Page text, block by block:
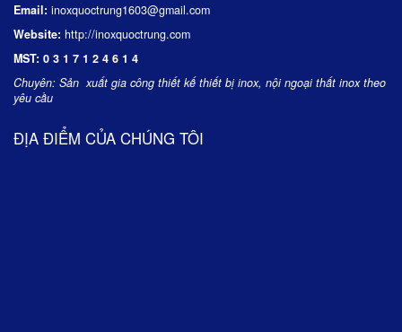
Email: inoxquoctrung1603@gmail.com
Website: http://inoxquoctrung.com
MST: 0 3 1 7 1 2 4 6 1 4
Chuyên: Sản xuất gia công thiết kế thiết bị inox, nội ngoại thất inox theo
yêu cầu
ĐỊA ĐIỂM CỦA CHÚNG TÔI